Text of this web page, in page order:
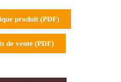
produit (PDF)
de vente (PDF)